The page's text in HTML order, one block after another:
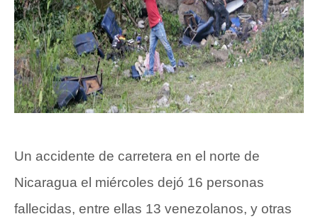
Un accidente de carretera en el norte de
Nicaragua el miércoles dejó 16 personas
fallecidas, entre ellas 13 venezolanos, y otras